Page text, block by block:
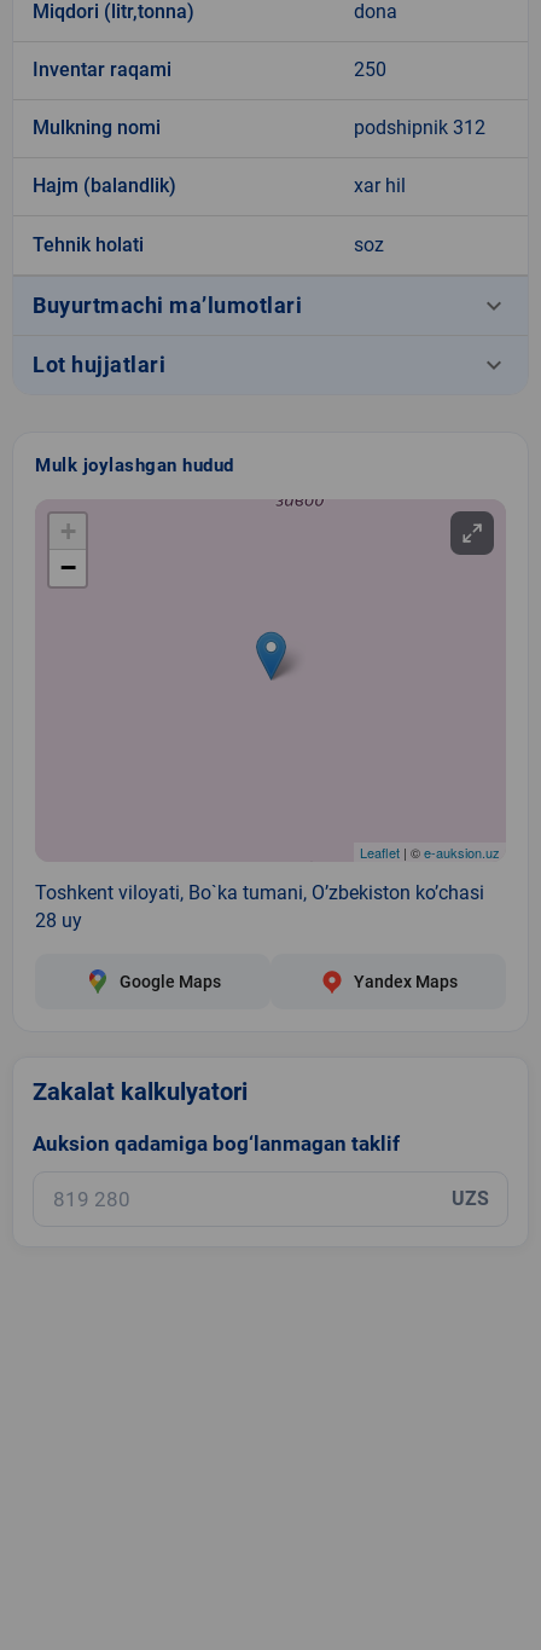
Miqdori (litr,tonna) dona
Inventar raqami 250
Mulkning nomi podshipnik 312
Hajm (balandlik) xar hil
Tehnik holati soz
Buyurtmachi ma’lumotlari keyboard_arrow_down
Lot hujjatlari keyboard_arrow_down
Mulk joylashgan hudud
+
−
Leaflet | ©e-auksion.uz
Toshkent viloyati, Bo`ka tumani, O’zbekiston ko’chasi
28 uy
Google Maps Yandex Maps
Zakalat kalkulyatori
Auksion qadamiga bog‘lanmagan taklif
UZS